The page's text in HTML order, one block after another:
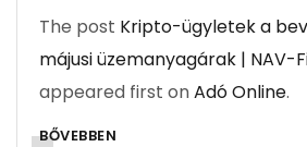
The post Kripto-ügyletek a
májusi üzemanyagárak | NAV-
appeared first onAdó Online.
BŐVEBBEN